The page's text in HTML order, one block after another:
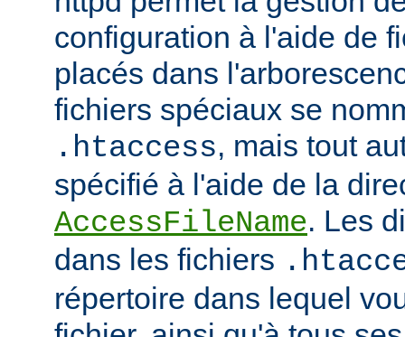
configuration à l'aide de
placés dans
fichiers spéciaux se
.htaccess, mais tout
spécifié à l'aide de la
AccessFileName. Les
dans les fichiers
répertoire dans lequel